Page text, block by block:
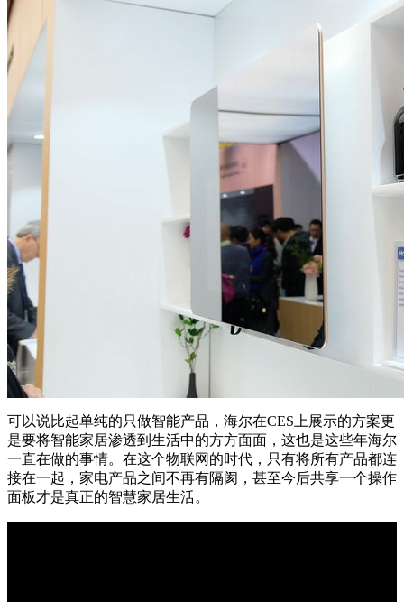
可以说比起单纯的只做智能产品，海尔在CES上展示的方案更
是要将智能家居渗透到生活中的方方面面，这也是这些年海尔
一直在做的事情。在这个物联网的时代，只有将所有产品都连
接在一起，家电产品之间不再有隔阂，甚至今后共享一个操作
面板才是真正的智慧家居生活。